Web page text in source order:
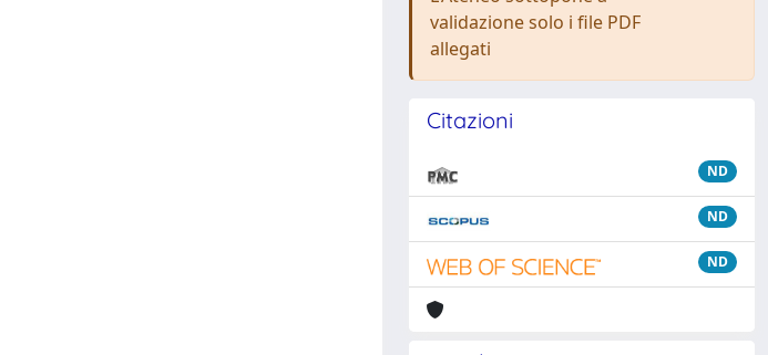
validazione solo i file PDF
allegati
Citazioni
ND
ND
ND